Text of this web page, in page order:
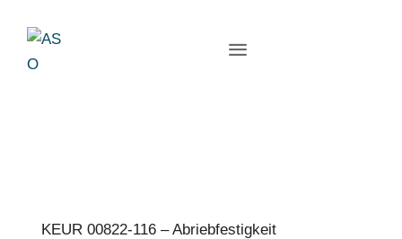
KEUR 00822-116 – Abriebfestigkeit